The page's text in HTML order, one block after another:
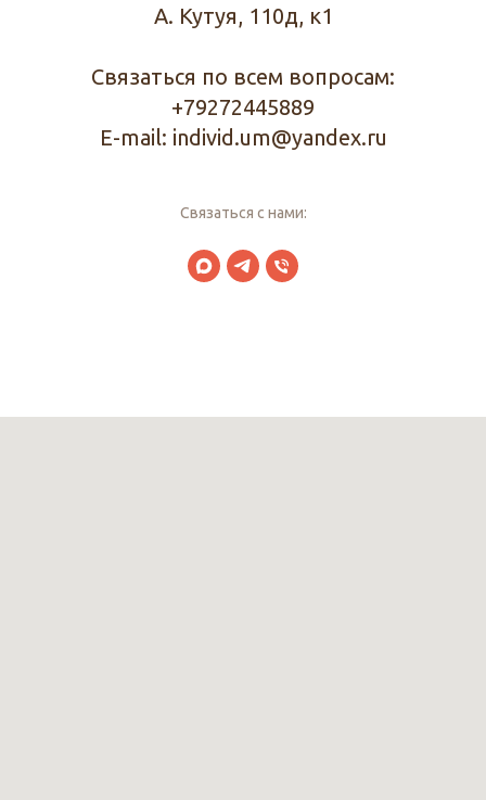
А. Кутуя, 110д, к1
Связаться по всем вопросам:
+79272445889
E-mail: individ.um@yandex.ru
Связаться с нами: